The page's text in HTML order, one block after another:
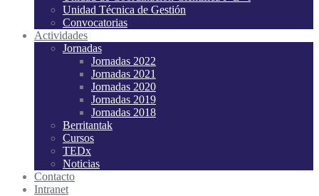
Unidad Técnica de Gestión
Convocatorias
Actividades
Jornadas
Jornadas 2022
Jornadas 2021
Jornadas 2020
Jornadas 2019
Jornadas 2018
Berritantak
Cursos
TEDx
Noticias
Contacto
Intranet